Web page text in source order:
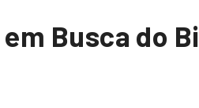
Busca do